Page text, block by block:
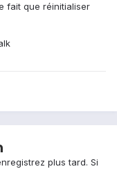
fait que réinitialiser
plus tard. Si